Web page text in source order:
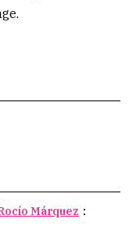
Márquez :